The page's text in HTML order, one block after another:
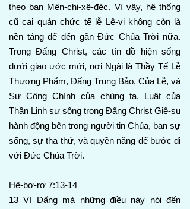
theo ban Mên-chi-xê-đéc. Vì vậy, hệ thống
cũ cai quản chức tế lễ Lê-vi không còn là
nền tảng để đến gần Đức Chúa Trời nữa.
Trong Đấng Christ, các tín đồ hiện sống
dưới giao ước mới, nơi Ngài là Thầy Tế Lễ
Thượng Phẩm, Đấng Trung Bảo, Của Lễ, và
Sự Công Chính của chúng ta. Luật của
Thần Linh sự sống trong Đấng Christ Giê-su
hành động bên trong người tin Chúa, ban sự
sống, sự tha thứ, và quyền năng để bước đi
với Đức Chúa Trời.
Hê-bơ-rơ 7:13-14
13 Vì Đấng mà những điều này nói đến